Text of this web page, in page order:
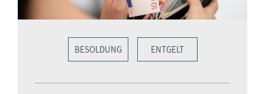
BESOLDUNG ENTGELT